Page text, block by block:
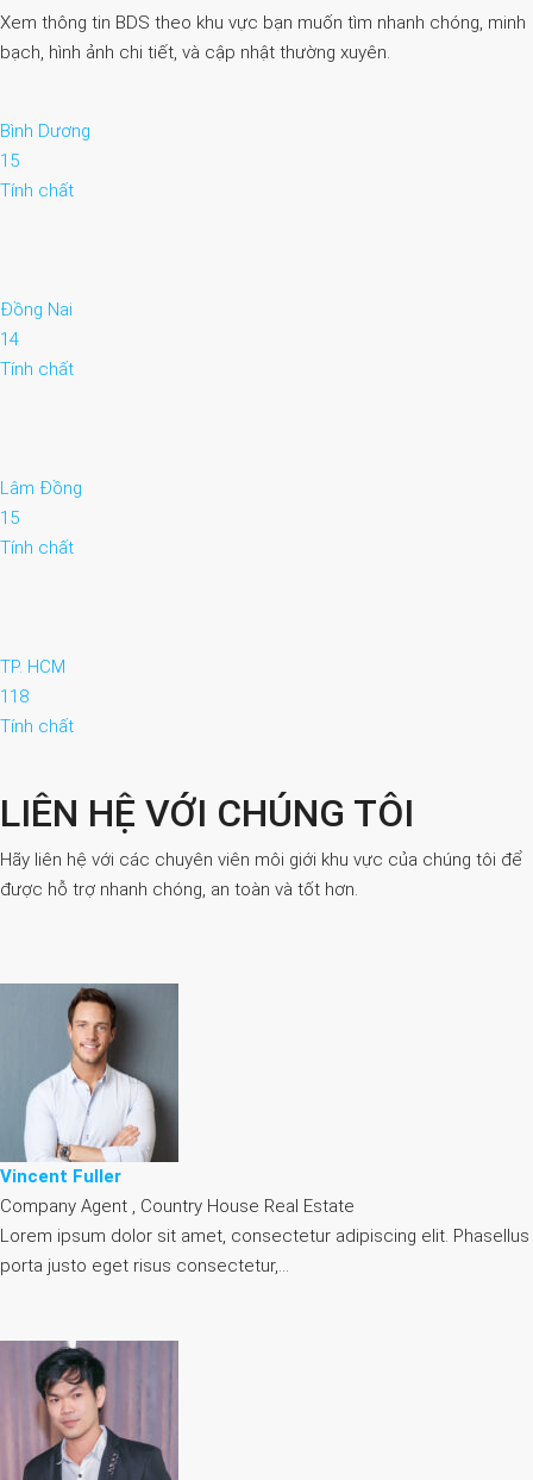
Xem thông tin BDS theo khu vực bạn muốn tìm nhanh chóng, minh
bạch, hình ảnh chi tiết, và cập nhật thường xuyên.
Bình Dương
15
Tính chất
Đồng Nai
14
Tính chất
Lâm Đồng
15
Tính chất
TP. HCM
118
Tính chất
LIÊN HỆ VỚI CHÚNG TÔI
Hãy liên hệ với các chuyên viên môi giới khu vực của chúng tôi để
được hỗ trợ nhanh chóng, an toàn và tốt hơn.
Vincent Fuller
Company Agent , Country House Real Estate
Lorem ipsum dolor sit amet, consectetur adipiscing elit. Phasellus
porta justo eget risus consectetur,…